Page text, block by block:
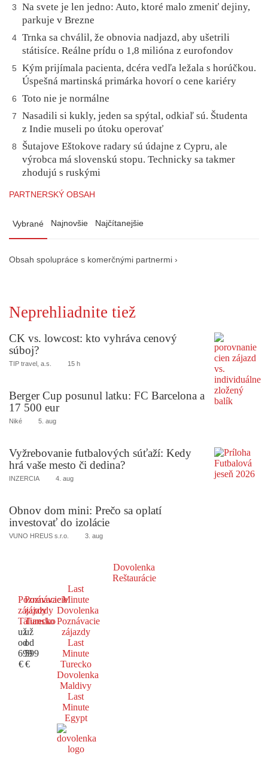
3
Na svete je len jedno: Auto, ktoré malo zmeniť dejiny,
parkuje v Brezne
4 Trnka sa chválil, že obnovia nadjazd, aby ušetrili
státisíce. Reálne prídu o 1,8 milióna z eurofondov
5
Kým prijímala pacienta, dcéra vedľa ležala s horúčkou.
Úspešná martinská primárka hovorí o cene kariéry
6 Toto nie je normálne
7
Nasadili si kukly, jeden sa spýtal, odkiaľ sú. Študenta
z Indie museli po útoku operovať
8
Šutajove Eštokove radary sú údajne z Cypru, ale
výrobca má slovenskú stopu. Technicky sa takmer
zhodujú s ruskými
PARTNERSKÝ OBSAH
Vybrané Najnovšie Najčítanejšie
Obsah spolupráce s komerčnými partnermi ›
Neprehliadnite tiež
CK vs. lowcost: kto vyhráva cenový
súboj?
TIP travel, a.s. 15 h
Berger Cup posunul latku: FC Barcelona a
17 500 eur
Niké 5. aug
Vyžrebovanie futbalových súťaží: Kedy
hrá vaše mesto či dedina?
INZERCIA 4. aug
Obnov dom mini: Prečo sa oplatí
investovať do izolácie
VUNO HREUS s.r.o. 3. aug
Dovolenka
Reštaurácie
Poznávacie
zájazdy
Taliansko
už
od
699
€
Poznávacie
zájazdy
Turecko
už
od
599
€
Last
Minute
Dovolenka
Poznávacie
zájazdy
Last
Minute
Turecko
Dovolenka
Maldivy
Last
Minute
Egypt